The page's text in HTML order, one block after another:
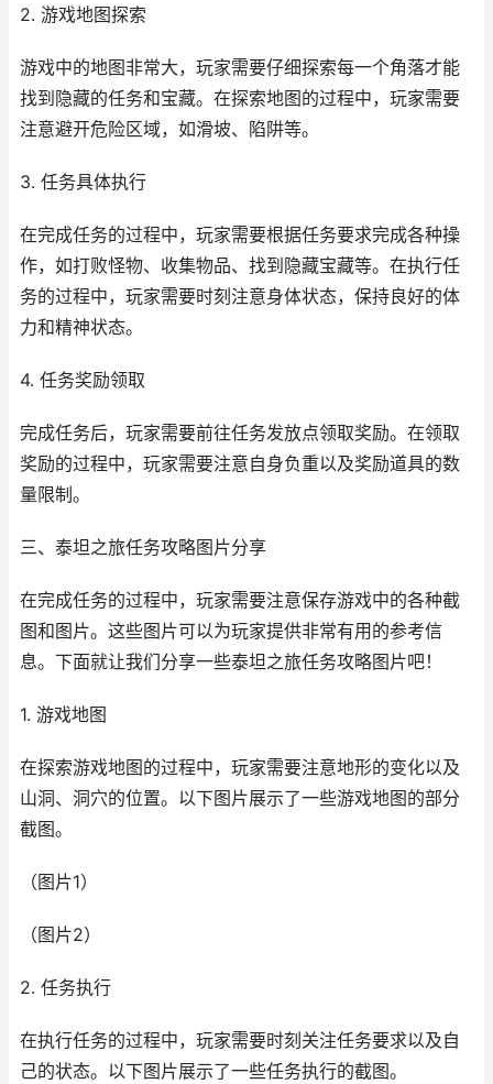
2. 游戏地图探索
游戏中的地图非常大，玩家需要仔细探索每一个角落才能
找到隐藏的任务和宝藏。在探索地图的过程中，玩家需要
注意避开危险区域，如滑坡、陷阱等。
3. 任务具体执行
在完成任务的过程中，玩家需要根据任务要求完成各种操
作，如打败怪物、收集物品、找到隐藏宝藏等。在执行任
务的过程中，玩家需要时刻注意身体状态，保持良好的体
力和精神状态。
4. 任务奖励领取
完成任务后，玩家需要前往任务发放点领取奖励。在领取
奖励的过程中，玩家需要注意自身负重以及奖励道具的数
量限制。
三、泰坦之旅任务攻略图片分享
在完成任务的过程中，玩家需要注意保存游戏中的各种截
图和图片。这些图片可以为玩家提供非常有用的参考信
息。下面就让我们分享一些泰坦之旅任务攻略图片吧！
1. 游戏地图
在探索游戏地图的过程中，玩家需要注意地形的变化以及
山洞、洞穴的位置。以下图片展示了一些游戏地图的部分
截图。
（图片1）
（图片2）
2. 任务执行
在执行任务的过程中，玩家需要时刻关注任务要求以及自
己的状态。以下图片展示了一些任务执行的截图。